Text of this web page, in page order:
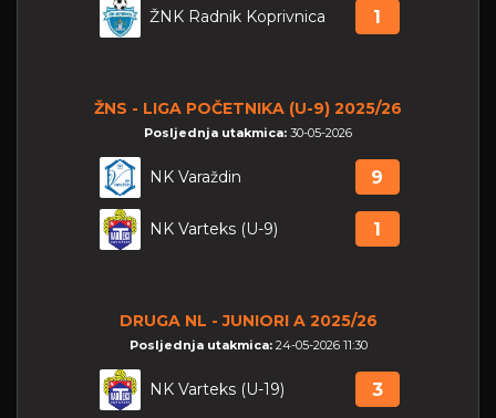
ŽNK Radnik Koprivnica 1
ŽNS - LIGA POČETNIKA (U-9) 2025/26
Posljednja utakmica: 30-05-2026
NK Varaždin 9
NK Varteks (U-9) 1
DRUGA NL - JUNIORI A 2025/26
Posljednja utakmica: 24-05-2026 11:30
NK Varteks (U-19) 3